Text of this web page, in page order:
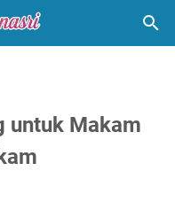
untuk Makam